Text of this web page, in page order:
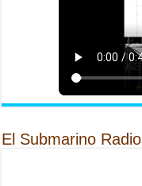
El Submarino Radio